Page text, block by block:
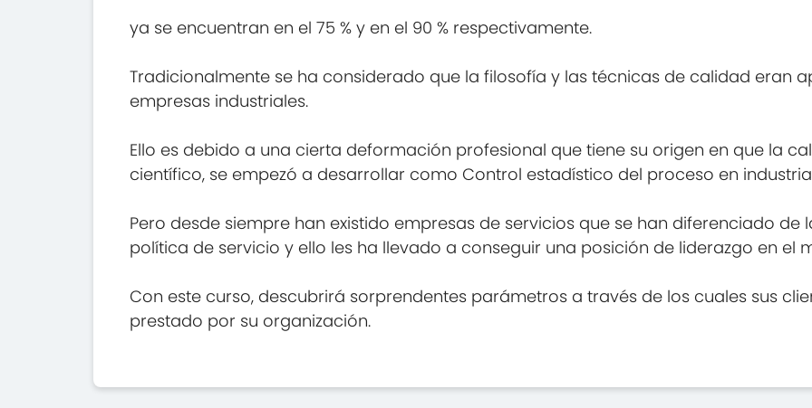
ya se encuentran en el 75 % y en el 90 % respectivamente.
Tradicionalmente se ha considerado que la filosofía y las técnicas de calidad eran
empresas industriales.
Ello es debido a una cierta deformación profesional que tiene su origen en que la
científico, se empezó a desarrollar como Control estadístico del proceso en
Pero desde siempre han existido empresas de servicios que se han diferenciado
política de servicio y ello les ha llevado a conseguir una posición de liderazgo en el
Con este curso, descubrirá sorprendentes parámetros a través de los cuales sus
prestado por su organización.